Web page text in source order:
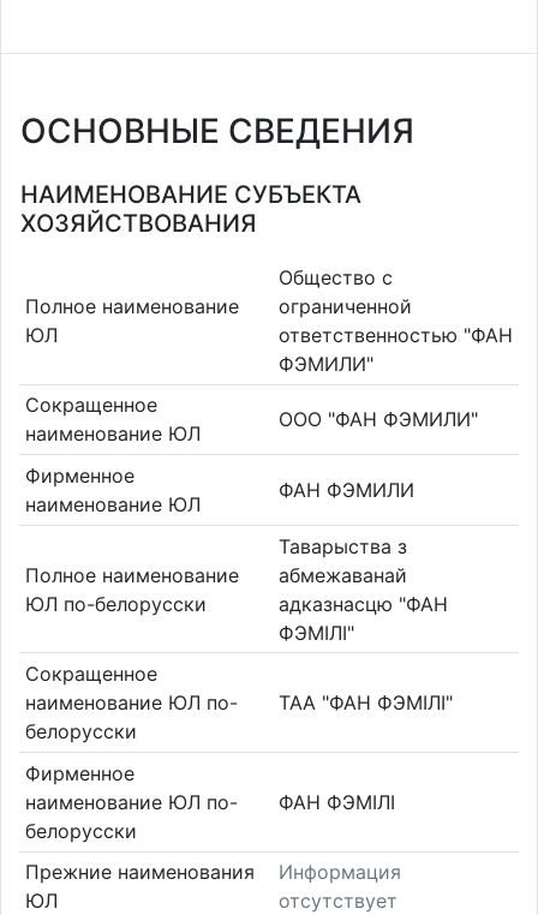
ОСНОВНЫЕ СВЕДЕНИЯ
НАИМЕНОВАНИЕ СУБЪЕКТА
ХОЗЯЙСТВОВАНИЯ
Полное наименование
ЮЛ
Общество с
ограниченной
ответственностью "ФАН
ФЭМИЛИ"
Сокращенное
наименование ЮЛ
ООО "ФАН ФЭМИЛИ"
Фирменное
наименование ЮЛ
ФАН ФЭМИЛИ
Полное наименование
ЮЛ по-белорусски
Таварыства з
абмежаванай
адказнасцю "ФАН
ФЭМІЛІ"
Сокращенное
наименование ЮЛ по-
белорусски
ТАА "ФАН ФЭМІЛІ"
Фирменное
наименование ЮЛ по-
белорусски
ФАН ФЭМІЛІ
Прежние наименования
ЮЛ
Информация
отсутствует